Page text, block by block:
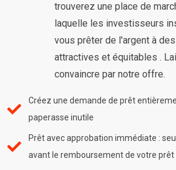
trouverez une place de
laquelle les investisseurs
vous prêter de l'argent à
attractives et équitables .
convaincre par notre offre.
Créez une demande de prêt
paperasse inutile
Prêt avec approbation immédiate :
avant le remboursement de votre prêt